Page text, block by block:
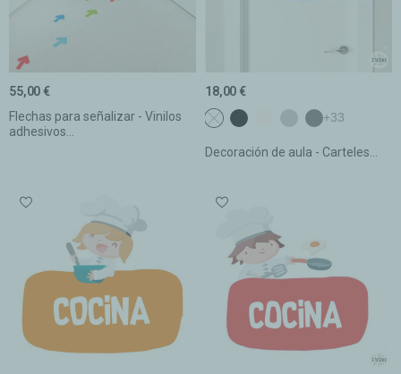
Flechas para señalizar - Vinilos
adhesivos...
55,00 €
Decoración de aula - Carteles...
18,00 €
NO seleccionado
c1 Negroc2 Blancoc3 Gris claro
c4 Gris
+33